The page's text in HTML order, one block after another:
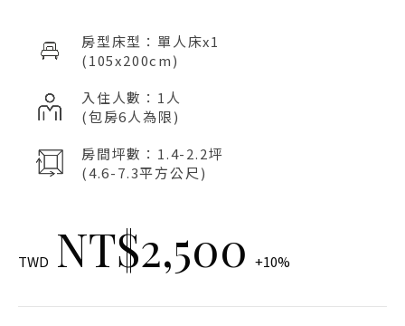
房型床型：單人床x1
(105x200cm)
入住人數：1人
(包房6人為限)
房間坪數：1.4-2.2坪
(4.6-7.3平方公尺)
TWD NT$2,500 +10%